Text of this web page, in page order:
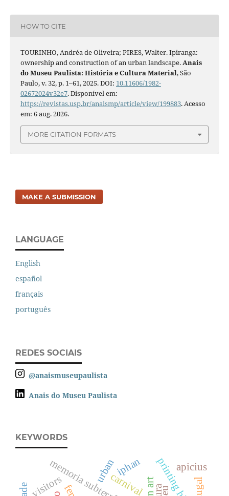
HOW TO CITE
TOURINHO, Andréa de Oliveira; PIRES, Walter. Ipiranga:
ownership and construction of an urban landscape.Anais
do Museu Paulista: História e Cultura Material, São
Paulo, v. 32, p. 1–61, 2025. DOI: 10.11606/1982-
02672024v32e7. Disponível em:
https://revistas.usp.br/anaismp/article/view/199883. Acesso
em: 6 aug. 2026.
MORE CITATION FORMATS
MAKE A SUBMISSION
LANGUAGE
English
español
français
português
REDES SOCIAIS
@anaismuseupaulista
Anais do Museu Paulista
KEYWORDS
memoria subterránea
carnival
urban
visitors
iphan apicius